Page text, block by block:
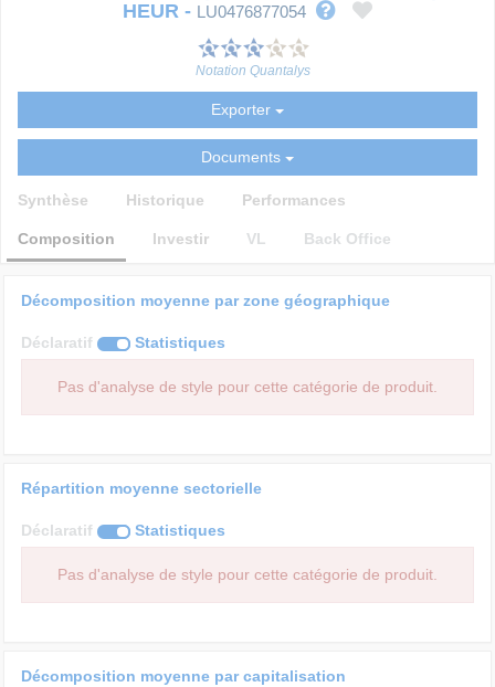
HEUR - LU0476877054
Notation Quantalys
Exporter
Documents
Synthèse Historique Performances
Composition Investir VL Back Office
Décomposition moyenne par zone géographique
Déclaratif Statistiques
Pas d'analyse de style pour cette catégorie de produit.
Répartition moyenne sectorielle
Déclaratif Statistiques
Pas d'analyse de style pour cette catégorie de produit.
Décomposition moyenne par capitalisation